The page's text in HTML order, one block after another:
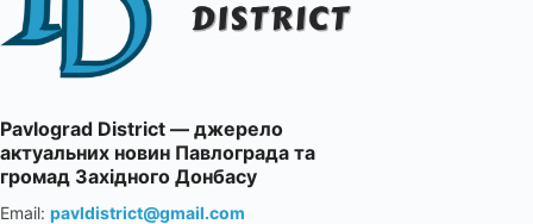
Pavlograd District — джерело
актуальних новин Павлограда та
громад Західного Донбасу
Email: pavldistrict@gmail.com